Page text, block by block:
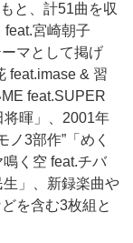
と、計51曲を収
宮崎朝子
マとして掲げ
feat.imase & 習
feat.SUPER
将暉」、2001年
3部作”「めく
く空 feat.チバ
」、新録楽曲や
を含む3枚組と